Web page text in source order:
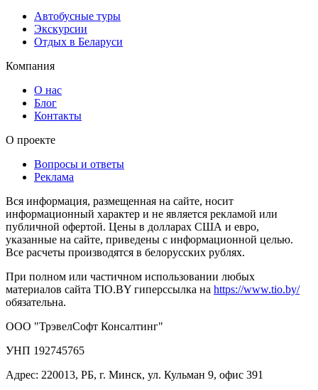
Автобусные туры
Экскурсии
Отдых в Беларуси
Компания
О нас
Блог
Контакты
О проекте
Вопросы и ответы
Реклама
Вся информация, размещенная на сайте, носит
информационный характер и не является рекламой или
публичной офертой. Цены в долларах США и евро,
указанные на сайте, приведены с информационной целью.
Все расчеты производятся в белорусских рублях.
При полном или частичном использовании любых
материалов сайта TIO.BY гиперссылка на https://www.tio.by/
обязательна.
ООО "ТрэвелСофт Консалтинг"
УНП 192745765
Адрес: 220013, РБ, г. Минск, ул. Кульман 9, офис 391